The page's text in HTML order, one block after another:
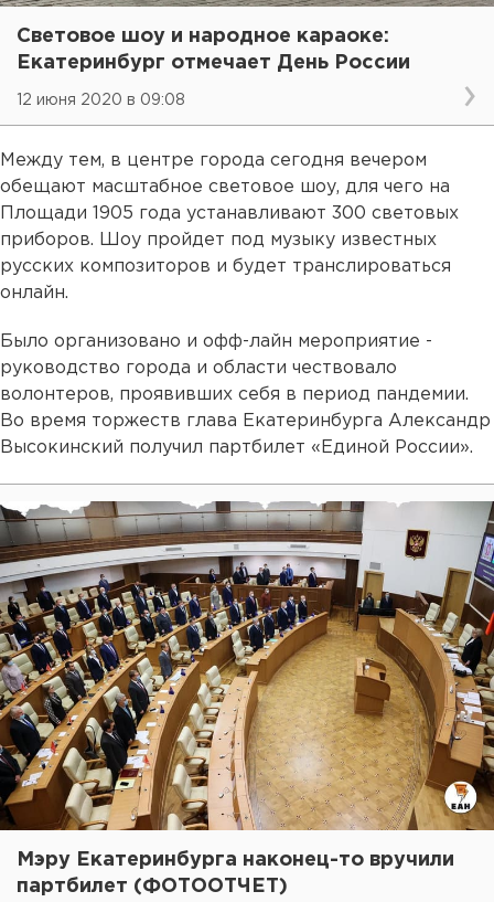
Световое шоу и народное караоке:
Екатеринбург отмечает День России
12 июня 2020 в 09:08
Между тем, в центре города сегодня вечером
обещают масштабное световое шоу, для чего на
Площади 1905 года устанавливают 300 световых
приборов. Шоу пройдет под музыку известных
русских композиторов и будет транслироваться
онлайн.
Было организовано и офф-лайн мероприятие -
руководство города и области чествовало
волонтеров, проявивших себя в период пандемии.
Во время торжеств глава Екатеринбурга Александр
Высокинский получил партбилет «Единой России».
Мэру Екатеринбурга наконец-то вручили
партбилет (ФОТООТЧЕТ)